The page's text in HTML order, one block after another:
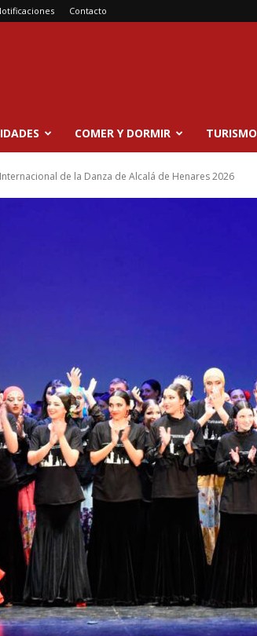
Contacto
COMER Y DORMIR TURISMO
de la Danza de Alcalá de Henares 2026